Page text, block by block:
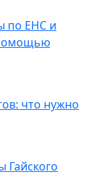
по ЕНС и
что нужно
Гайского